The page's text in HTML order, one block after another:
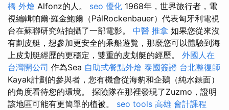
橋 外燴 Alfonz的人。 seo 優化 1968年，世界旅行者，電
視編輯帕爾·羅金鮑爾（PálRockenbauer）代表匈牙利電視
台在蘇聯研究站拍攝了一部電影。 中醫 推拿 如果您從來沒
有劃皮艇，想參加更安全的乘船遊覽，那麼您可以體驗到海
上皮划艇經歷的更穩定，雙重的皮划艇的經歷。 外國人在
台灣開公司 作為Sea 自助式餐點外燴 泰國簽證 台北整復師
Kayak計劃的參與者，您有機會從海豹和企鵝（純水錶面）
的角度看待您的環境。 探險隊在那裡發現了Zuzmo，證明
該地區可能有更簡單的植被。 seo tools 高雄 會計課程